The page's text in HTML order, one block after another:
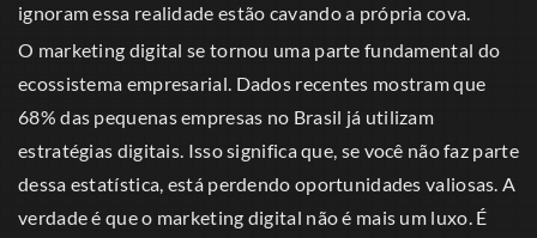
ignoram essa realidade estão cavando a própria cova.
O marketing digital se tornou uma parte fundamental do
ecossistema empresarial. Dados recentes mostram que
68% das pequenas empresas no Brasil já utilizam
estratégias digitais. Isso significa que, se você não faz parte
dessa estatística, está perdendo oportunidades valiosas. A
verdade é que o marketing digital não é mais um luxo. É